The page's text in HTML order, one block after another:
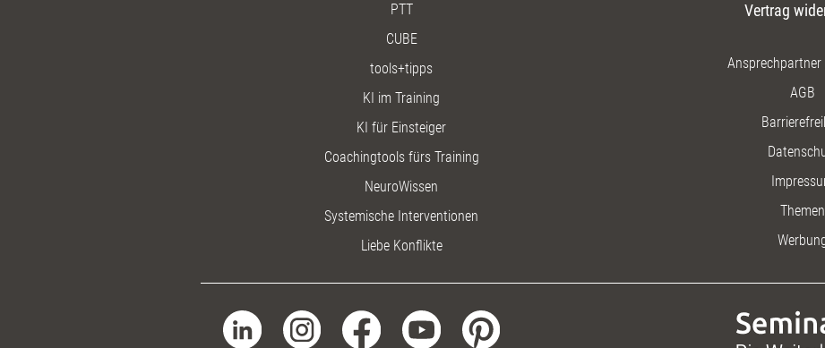
PTT
CUBE
tools+tipps
KI im Training
KI für Einsteiger
Coachingtools fürs Training
NeuroWissen
Systemische Interventionen
Liebe Konflikte
Vertrag
AGB
Themen